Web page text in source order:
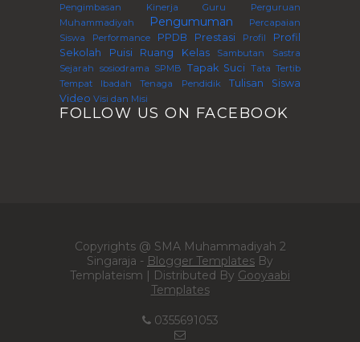
Pengimbasan Kinerja Guru Perguruan
Muhammadiyah
Pengumuman
Percapaian
Siswa
Performance PPDB Prestasi Profil
Profil
Sekolah
Puisi Ruang Kelas Sambutan
Sastra
Sejarah sosiodrama SPMB Tapak Suci Tata Tertib
Tempat Ibadah
Tenaga Pendidik
Tulisan Siswa
Video Visi dan Misi
FOLLOW US ON FACEBOOK
Copyrights @ SMA Muhammadiyah 2
Singaraja - Blogger Templates By
Templateism | Distributed By Gooyaabi
Templates
0355691053